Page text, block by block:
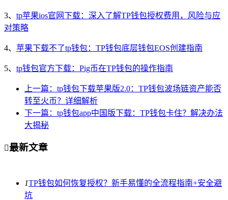
3、 tp苹果ios官网下载：深入了解TP钱包授权费用，风险与应
对策略
4、 苹果下载不了tp钱包：TP钱包底层钱包EOS创建指南
5、 tp钱包官方下载：Pig币在TP钱包的操作指南
上一篇：tp钱包下载苹果版2.0：TP钱包波场链资产能否
转至火币？详细解析
下一篇：tp钱包app中国版下载：TP钱包卡住？解决办法
大揭秘
最新文章
1TP钱包如何恢复授权？新手易懂的全流程指南+安全避
坑